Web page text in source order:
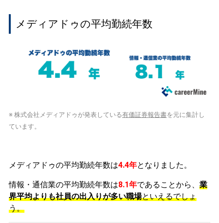
メディアドゥの平均勤続年数
※ 株式会社メディアドゥが発表している有価証券報告書を元に集計し
ています。
メディアドゥの平均勤続年数は4.4年となりました。
情報・通信業の平均勤続年数は8.1年であることから、 業
界平均よりも社員の出入りが多い職場といえるでしょ
う。